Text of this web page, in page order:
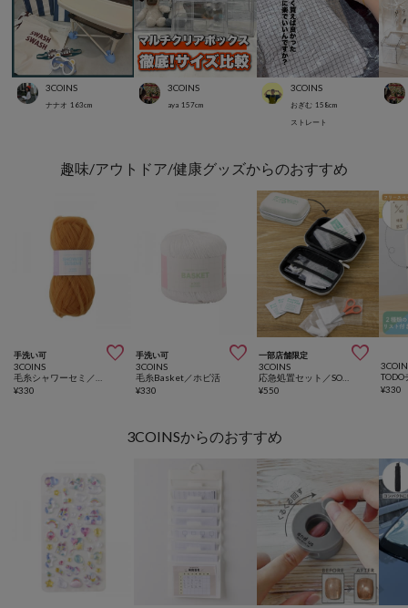
3COINS
ナナオ 163cm
3COINS
aya 157cm
3COINS
おぎむ 158cm
ストレート
趣味/アウトドア/健康グッズからのおすすめ
手洗い可 
3COINS
¥330
手洗い可 
3COINS
毛糸Basket／ホビ活
¥330
一部店舗限定 
3COINS
応急処置セット／SOBANI
¥550
¥330
3COINSからのおすすめ